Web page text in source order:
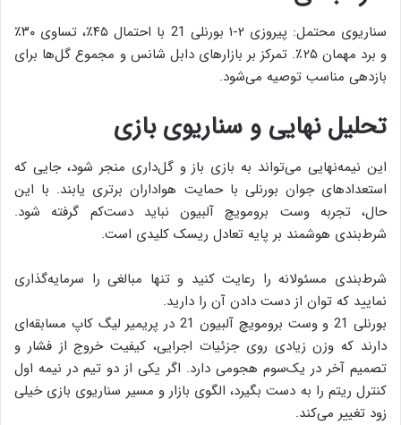
سناریوی محتمل: پیروزی ۲-۱ بورنلی 21 با احتمال ۴۵٪، تساوی ۳۰٪
و برد مهمان ۲۵٪. تمرکز بر بازارهای دابل شانس و مجموع گل‌ها برای
بازدهی مناسب توصیه می‌شود.
تحلیل نهایی و سناریوی بازی
این نیمه‌نهایی می‌تواند به بازی باز و گل‌داری منجر شود، جایی که
استعدادهای جوان بورنلی با حمایت هواداران برتری یابند. با این
حال، تجربه وست برومویچ آلبیون نباید دست‌کم گرفته شود.
شرط‌بندی هوشمند بر پایه تعادل ریسک کلیدی است.
شرط‌بندی مسئولانه را رعایت کنید و تنها مبالغی را سرمایه‌گذاری
نمایید که توان از دست دادن آن را دارید.
بورنلی 21 و وست برومویچ آلبیون 21 در پریمیر لیگ کاپ مسابقه‌ای
دارند که وزن زیادی روی جزئیات اجرایی، کیفیت خروج از فشار و
تصمیم آخر در یک‌سوم هجومی دارد. اگر یکی از دو تیم در نیمه اول
کنترل ریتم را به دست بگیرد، الگوی بازار و مسیر سناریوی بازی خیلی
زود تغییر می‌کند.